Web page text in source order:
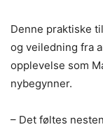
Denne praktiske
og veiledning fra
opplevelse som
nybegynner.
– Det føltes